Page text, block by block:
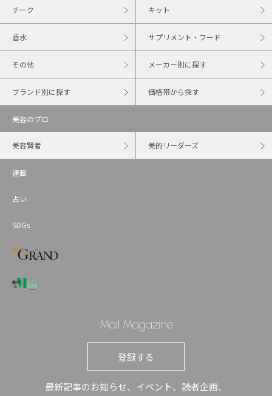
チーク キット
香水 サプリメント・フード
その他 メーカー別に探す
ブランド別に探す 価格帯から探す
美容のプロ
美容賢者 美的リーダーズ
連載
占い
SDGs
Mail Magazine
登録する
最新記事のお知らせ、イベント、読者企画、